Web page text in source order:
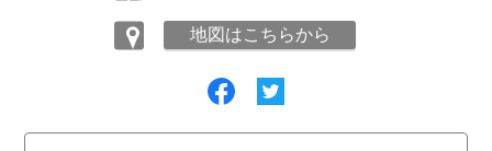
地図はこちらから